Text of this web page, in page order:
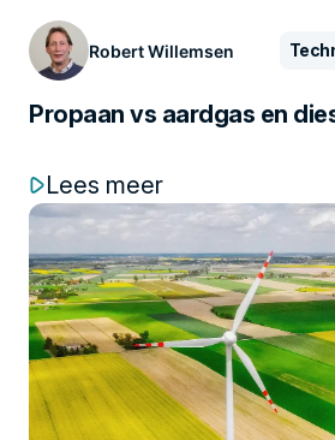
Robert Willemsen
Propaan vs aardgas en
Lees meer